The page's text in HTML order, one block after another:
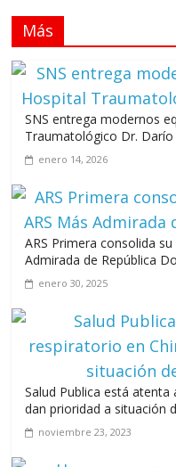
Llevar los
junio 15, 2026
A 67
Leonel Fernández y la
carrera
Más
SNS entrega modernos
Traumatológico Dr. Darío
enero 14, 2026
ARS Primera consolida
Admirada de República
enero 30, 2025
Salud Publica está
dan prioridad a situación
noviembre 23, 2023